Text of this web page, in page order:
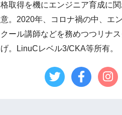
格取得を機にエンジニア育成に
意。2020年、コロナ禍の中、エ
クール講師などを務めつつリナ
げ。LinuCレベル3/CKA等所有。